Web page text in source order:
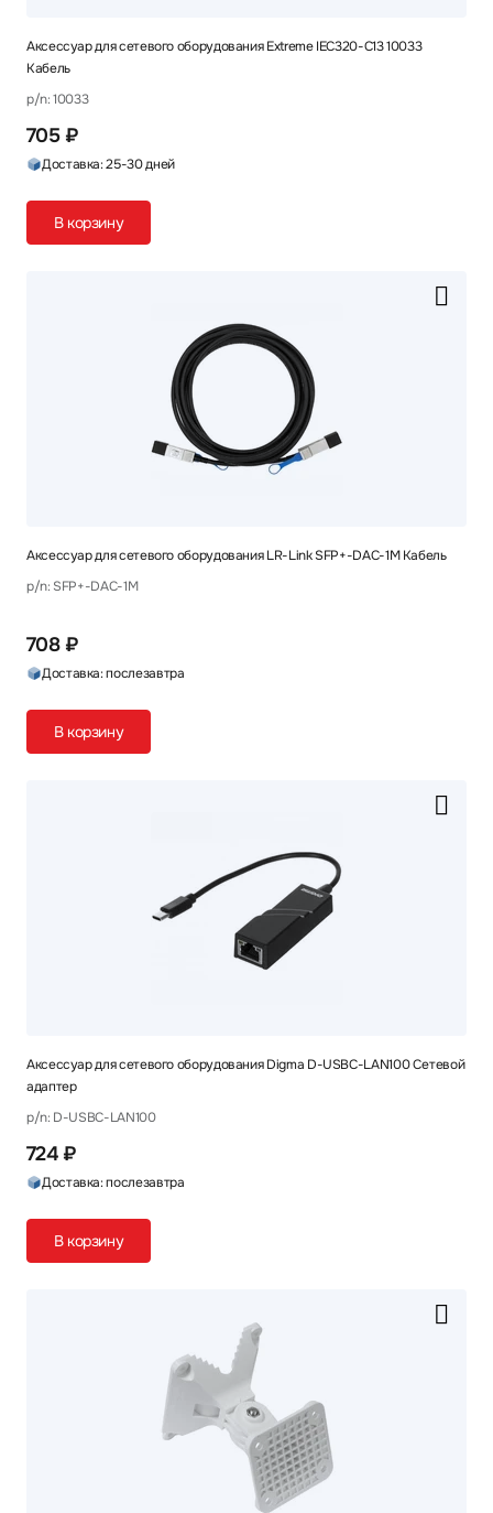
Аксессуар для сетевого оборудования Extreme IEC320-C13 10033
Кабель
p/n: 10033
705 ₽
Доставка: 25-30 дней
В корзину
Аксессуар для сетевого оборудования LR-Link SFP+-DAC-1M Кабель
p/n: SFP+-DAC-1M
708 ₽
Доставка: послезавтра
В корзину
Аксессуар для сетевого оборудования Digma D-USBC-LAN100 Сетевой
адаптер
p/n: D-USBC-LAN100
724 ₽
Доставка: послезавтра
В корзину